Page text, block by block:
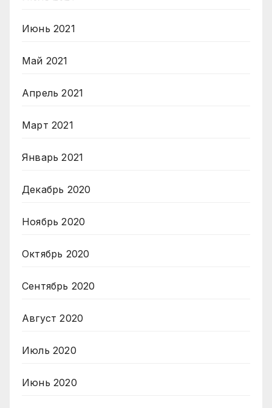
Июнь 2021
Май 2021
Апрель 2021
Март 2021
Январь 2021
Декабрь 2020
Ноябрь 2020
Октябрь 2020
Сентябрь 2020
Август 2020
Июль 2020
Июнь 2020